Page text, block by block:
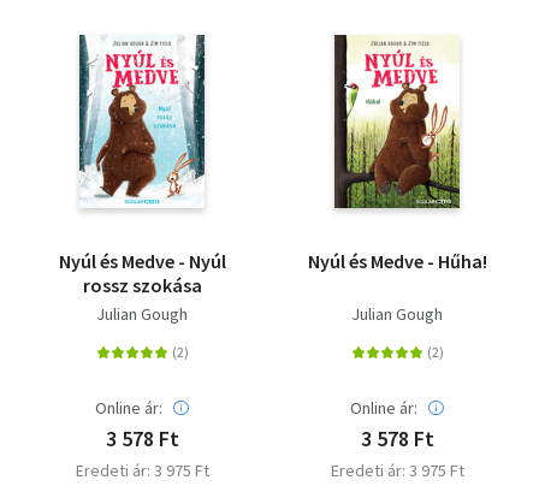
Társadalomtudomány
Természettudomány
Történelem
Nyúl és Medve - Nyúl
rossz szokása
Julian Gough
Online ár:
3 578 Ft
Eredeti ár: 3 975 Ft
Nyúl és Medve - Hűha!
Julian Gough
Online ár:
3 578 Ft
Eredeti ár: 3 975 Ft